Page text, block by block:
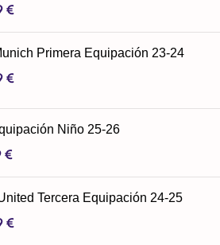
€
Primera Equipación 23-24
€
Niño 25-26
€
Tercera Equipación 24-25
€